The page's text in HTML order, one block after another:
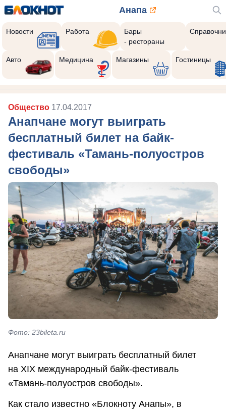
Анапа
Новости Работа
Бары
- рестораны
Авто Медицина Магазины Гостиницы
Общество 17.04.2017
Анапчане могут выиграть
бесплатный билет на байк-
фестиваль «Тамань-полуостров
свободы»
Фото: 23bileta.ru
Анапчане могут выиграть бесплатный билет
на XIX международный байк-фестиваль
«Тамань-полуостров свободы».
Как стало известно «Блокноту Анапы», в